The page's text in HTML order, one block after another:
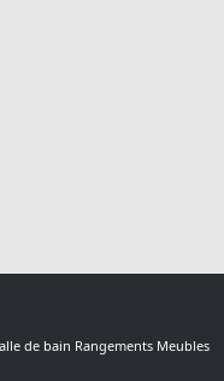
de bain Rangements Meubles